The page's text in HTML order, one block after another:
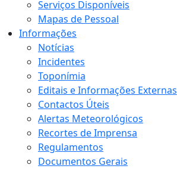
Serviços Disponíveis
Mapas de Pessoal
Informações
Notícias
Incidentes
Toponímia
Editais e Informações Externas
Contactos Úteis
Alertas Meteorológicos
Recortes de Imprensa
Regulamentos
Documentos Gerais